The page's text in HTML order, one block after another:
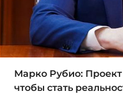
Марко Рубио: Проект
чтобы стать